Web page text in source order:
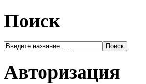
Поиск
Авторизация